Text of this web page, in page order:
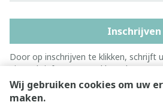
Wij gebruiken cookies om uw
maken.
Inschrijven
Door op inschrijven te klikken, schrijft
nieuwsbrief en gaat u akkoord met